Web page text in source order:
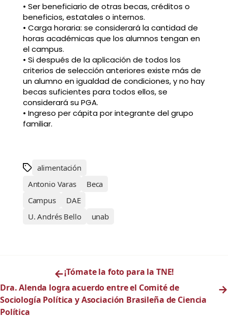
• Ser beneficiario de otras becas, créditos o
beneficios, estatales o internos.
• Carga horaria: se considerará la cantidad de
horas académicas que los alumnos tengan en
el campus.
• Si después de la aplicación de todos los
criterios de selección anteriores existe más de
un alumno en igualdad de condiciones, y no hay
becas suficientes para todos ellos, se
considerará su PGA.
• Ingreso per cápita por integrante del grupo
familiar.
alimentación
Antonio Varas
Beca
Campus
DAE
U. Andrés Bello
unab
←¡Tómate la foto para la TNE!
Dra. Alenda logra acuerdo entre el Comité de
Sociología Política y Asociación Brasileña de Ciencia
Política
→